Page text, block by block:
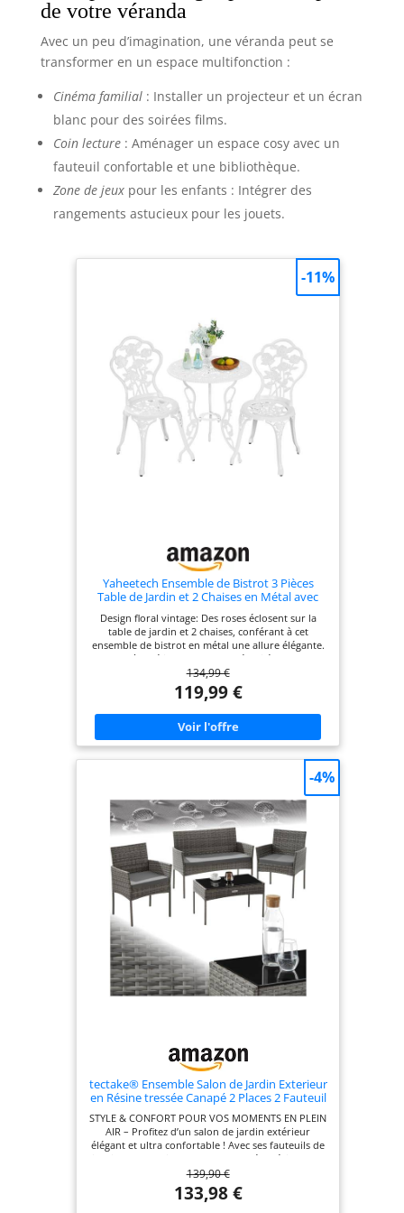
de votre véranda
Avec un peu d’imagination, une véranda peut se
transformer en un espace multifonction :
Cinéma familial: Installer un projecteur et un écran
blanc pour des soirées films.
Coin lecture: Aménager un espace cosy avec un
fauteuil confortable et une bibliothèque.
Zone de jeuxpour les enfants : Intégrer des
rangements astucieux pour les jouets.
Yaheetech Ensemble de Bistrot 3 Pièces
Table de Jardin et 2 Chaises en Métal avec
Trou de Parasol Set Bistrot pour Terrasse
Véranda Balcon Porche Cour Blanc
Design floral vintage: Des roses éclosent sur la
table de jardin et 2 chaises, conférant à cet
ensemble de bistrot en métal une allure élégante.
Un modèle délicatement sculpté qui évoque une
atmosphère romantique de Belle Époque Trou
pour parasol: Envie de placer votre parasol ? La
table basse de jardin est munie d'un trou de 4,6
cm Ø au milieu. Grâce à ce design fonctionnel,
notre set bistrot 2 places apportera chaleur et
convivialité, idéal pour manger et boire en plein
air Solide et stable: Fabriqué en alliage dur et
ensemble table et 2 chaises de jardin incarne la
résistance à l'usure. Un set de mobilier de jardin
qui permet un confort sécurisé et une facilité
d'entretien Gain de place: Dépourvue
d'accoudoirs, la chaise de jardin favorise une
liberté de mouvement, tout en optimisant l'espace
de stockage. Peu encombrant, notre salon de
jardin 2 places est un atout en cas de manque
d'espace Patins ajustables: Doté de patins de
protection, cet ensemble bistrot en métal préserve
votre sol lors de tout déplacement. Ces éléments
réglables en hauteur permettent à notre mobilier
de jardin de s'adapter parfaitement aux surfaces
irrégulières
134,99 €
119,99 €
-11%
tectake® Ensemble Salon de Jardin Exterieur
en Résine tressée Canapé 2 Places 2 Fauteuil
Salon et 1 Table de Jardin, Coussins Inclus,
Mobilier de Jardin pour Amenagement
Balcon Terrasse Veranda
STYLE & CONFORT POUR VOS MOMENTS EN PLEIN
AIR – Profitez d’un salon de jardin extérieur
élégant et ultra confortable ! Avec ses fauteuils de
jardin ergonomiques et son canapé extérieur, cet
ensemble crée un espace cosy sur votre terrasse
ou balcon. Son tressage en résine résistante et ses
coussins déperlants assurent une assise moelleuse
139,90 €
133,98 €
-4%